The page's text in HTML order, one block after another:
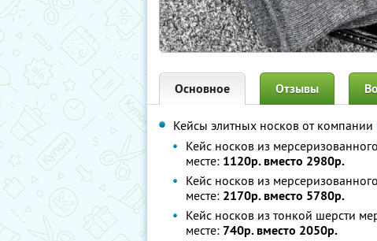
Основное Отзывы
Кейсы элитных носков от компании
Кейс носков из
месте: 1120р. вместо 2980р.
Кейс носков из
месте: 2170р. вместо 5780р.
Кейс носков из тонкой шерсти
месте: 740р. вместо 2050р.